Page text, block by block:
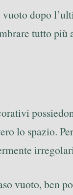
dopo
tutto
lo spazio.
vuoto,